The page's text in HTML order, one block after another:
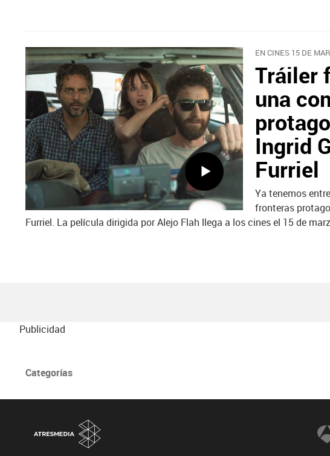
EN CINES 15 DE
Tráiler
una
Ingrid
Furriel
Ya tenemos
fronteras
Furriel. La película dirigida por Alejo Flah llega a los cines el 15 de
Publicidad
Categorías